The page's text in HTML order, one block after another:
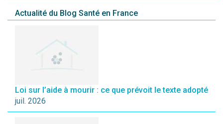
Actualité du Blog Santé en France
Loi sur l’aide à mourir : ce que prévoit le texte adopté
juil. 2026